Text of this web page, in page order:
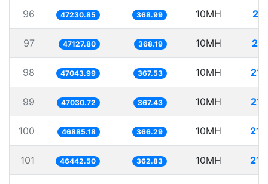
96 47230.85 368.99 10MH
97 47127.80 368.19 10MH
98 47043.99 367.53 10MH
99 47030.72 367.43 10MH
100 46885.18 366.29 10MH
101 46442.50 362.83 10MH